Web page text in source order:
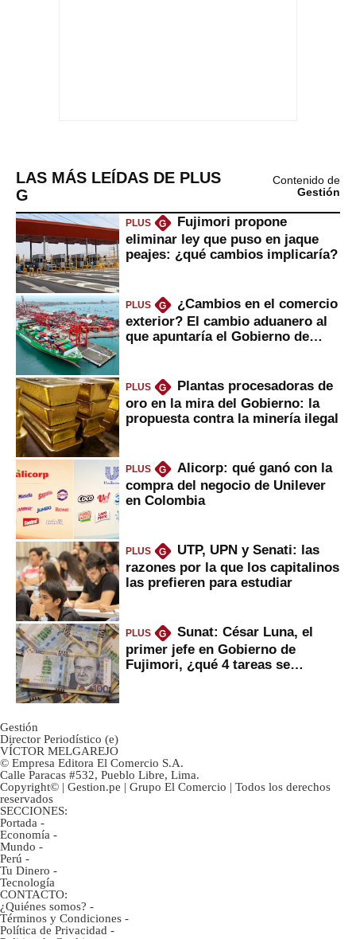
LAS MÁS LEÍDAS DE PLUS
G
Contenido de
Gestión
PLUS G
Fujimori propone
eliminar ley que puso en jaque
peajes: ¿qué cambios implicaría?
PLUS G
¿Cambios en el comercio
exterior? El cambio aduanero al
que apuntaría el Gobierno de
PLUS G
Plantas procesadoras de
oro en la mira del Gobierno: la
propuesta contra la minería ilegal
PLUS G
Alicorp: qué ganó con la
compra del negocio de Unilever
en Colombia
PLUS G
UTP, UPN y Senati: las
razones por la que los capitalinos
las prefieren para estudiar
PLUS G
Sunat: César Luna, el
primer jefe en Gobierno de
Fujimori, ¿qué 4 tareas se
Gestión
Director Periodístico (e)
VÍCTOR MELGAREJO
© Empresa Editora El Comercio S.A.
Calle Paracas #532, Pueblo Libre, Lima.
Copyright© | Gestion.pe | Grupo El Comercio | Todos los derechos
reservados
SECCIONES:
Portada -
Economía -
Mundo -
Perú -
Tu Dinero -
Tecnología
CONTACTO:
¿Quiénes somos? -
Términos y Condiciones -
Política de Privacidad -